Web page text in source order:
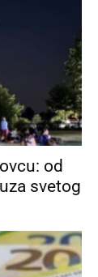
od
svetog